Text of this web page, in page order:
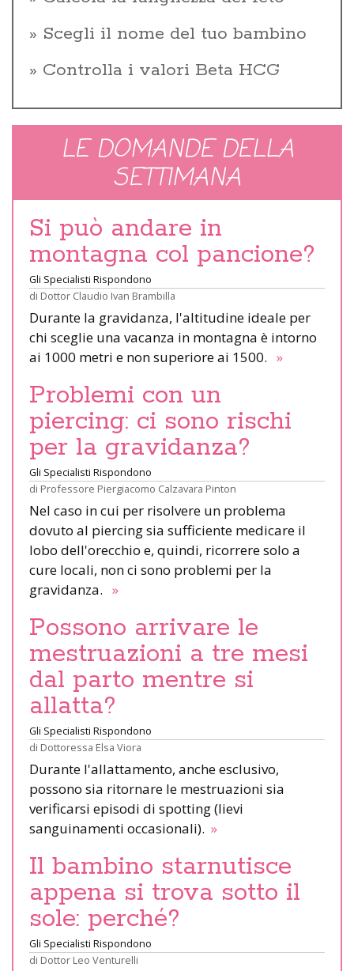
Scegli il nome del tuo bambino
Controlla i valori Beta HCG
LE DOMANDE DELLA
SETTIMANA
Si può andare in
montagna col pancione?
Gli Specialisti Rispondono
di Dottor Claudio Ivan Brambilla
Durante la gravidanza, l'altitudine ideale per
chi sceglie una vacanza in montagna è intorno
ai 1000 metri e non superiore ai 1500. »
Problemi con un
piercing: ci sono rischi
per la gravidanza?
Gli Specialisti Rispondono
di Professore Piergiacomo Calzavara Pinton
Nel caso in cui per risolvere un problema
dovuto al piercing sia sufficiente medicare il
lobo dell'orecchio e, quindi, ricorrere solo a
cure locali, non ci sono problemi per la
gravidanza. »
Possono arrivare le
mestruazioni a tre mesi
dal parto mentre si
allatta?
Gli Specialisti Rispondono
di Dottoressa Elsa Viora
Durante l'allattamento, anche esclusivo,
possono sia ritornare le mestruazioni sia
verificarsi episodi di spotting (lievi
sanguinamenti occasionali). »
Il bambino starnutisce
appena si trova sotto il
sole: perché?
Gli Specialisti Rispondono
di Dottor Leo Venturelli